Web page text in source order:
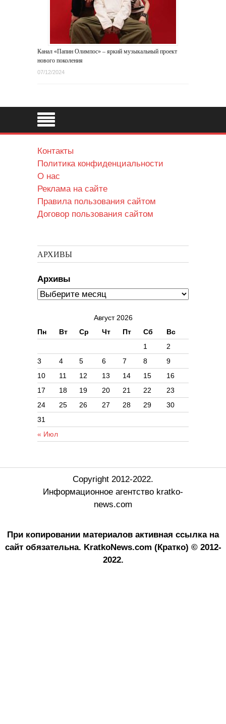
Канал «Папин Олимпос» – яркий музыкальный проект
нового поколения
07/12/2024
Контакты
Политика конфиденциальности
О нас
Реклама на сайте
Правила пользования сайтом
Договор пользования сайтом
АРХИВЫ
Архивы
Август 2026
Пн
Вт Ср Чт Пт Сб Вс
« Июл
1
2
3
4 5 6 7 8
9
10
11 12 13 14 15
16
17
18 19 20 21 22
23
24
25 26 27 28 29
30
31
Copyright 2012-2022.
Информационное агентство kratko-
news.com
При копировании материалов активная ссылка на
сайт обязательна. KratkoNews.com (Кратко) © 2012-
2022.